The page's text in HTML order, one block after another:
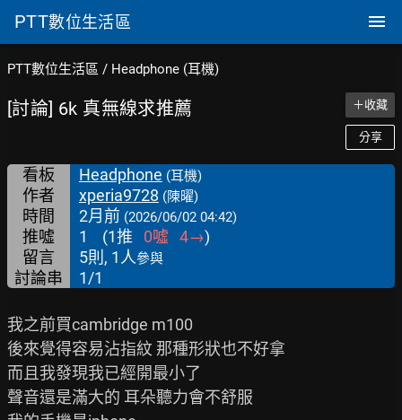
PTT數位生活區
PTT數位生活區 / Headphone (耳機)
[討論] 6k 真無線求推薦 ＋收藏
分享
看板 Headphone (耳機)
作者 xperia9728 (陳曜)
時間 2月前 (2026/06/02 04:42)
推噓 1 (1推 0噓 4→)
留言
5則, 1人參與
討論串 1/1
我之前買cambridge m100
後來覺得容易沾指紋 那種形狀也不好拿
而且我發現我已經開最小了
聲音還是滿大的 耳朵聽力會不舒服